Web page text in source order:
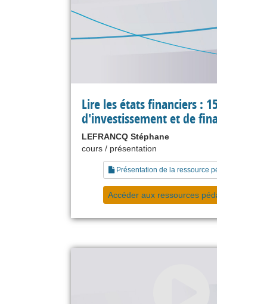
Lire les états financiers : 15 les flux
d'investissement et de financement
LEFRANCQ Stéphane
cours / présentation
Présentation de la ressource pédagogique
Accéder aux ressources pédagogiques